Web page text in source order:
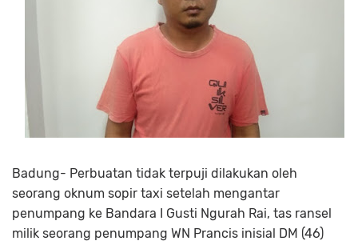
Badung- Perbuatan tidak terpuji dilakukan oleh
seorang oknum sopir taxi setelah mengantar
penumpang ke Bandara I Gusti Ngurah Rai, tas ransel
milik seorang penumpang WN Prancis inisial DM (46)